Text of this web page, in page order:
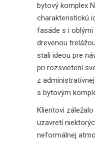
bytový komplex
charakteristickú
fasáde s i oblými
drevenou
stali ideou pre
pri rozsvietení
z
s bytovým
Klientovi
uzavretí
neformálnej